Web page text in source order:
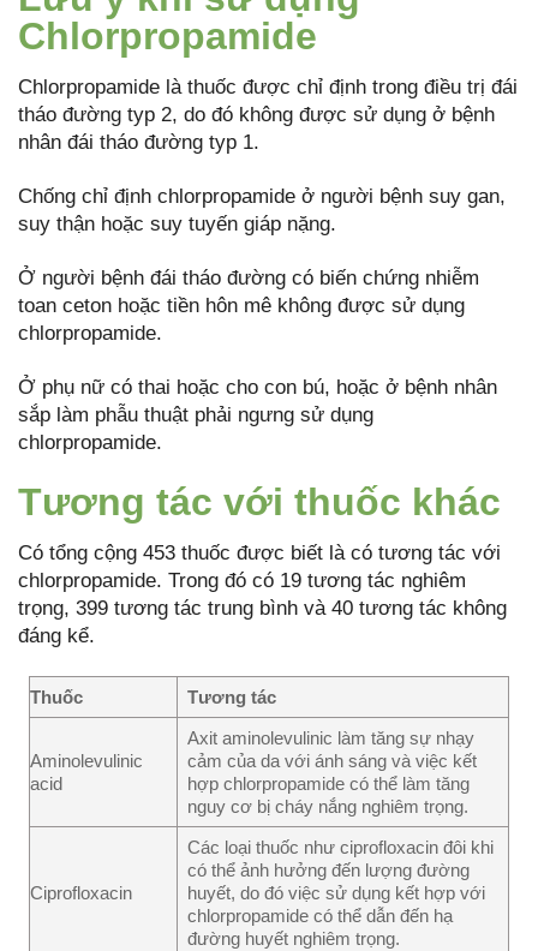
Chlorpropamide
Chlorpropamide là thuốc được chỉ định trong điều trị đái
tháo đường typ 2, do đó không được sử dụng ở bệnh
nhân đái tháo đường typ 1.
Chống chỉ định chlorpropamide ở người bệnh suy gan,
suy thận hoặc suy tuyến giáp nặng.
Ở người bệnh đái tháo đường có biến chứng nhiễm
toan ceton hoặc tiền hôn mê không được sử dụng
chlorpropamide.
Ở phụ nữ có thai hoặc cho con bú, hoặc ở bệnh nhân
sắp làm phẫu thuật phải ngưng sử dụng
chlorpropamide.
Tương tác với thuốc khác
Có tổng cộng 453 thuốc được biết là có tương tác với
chlorpropamide. Trong đó có 19 tương tác nghiêm
trọng, 399 tương tác trung bình và 40 tương tác không
đáng kể.
Thuốc Tương tác
Aminolevulinic
acid
Axit aminolevulinic làm tăng sự nhạy
cảm của da với ánh sáng và việc kết
hợp chlorpropamide có thể làm tăng
nguy cơ bị cháy nắng nghiêm trọng.
Ciprofloxacin
Các loại thuốc như ciprofloxacin đôi khi
có thể ảnh hưởng đến lượng đường
huyết, do đó việc sử dụng kết hợp với
chlorpropamide có thể dẫn đến hạ
đường huyết nghiêm trọng.